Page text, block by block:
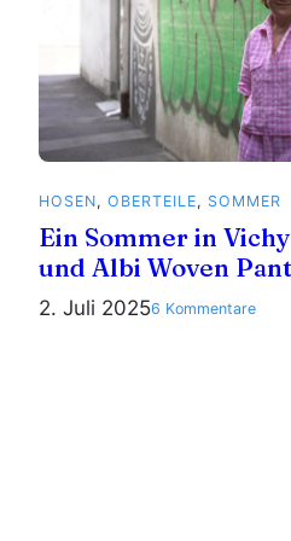
HOSEN, OBERTEILE, SOMMER
Ein Sommer in
und Albi Woven Pant
2. Juli 20256 Kommentarezu